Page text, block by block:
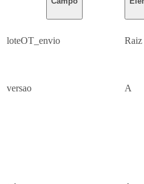
loteOT_envio Raiz
versao A